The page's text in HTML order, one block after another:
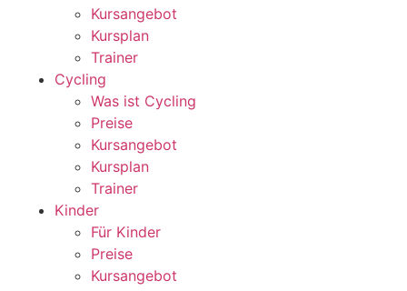
Kursangebot
Kursplan
Trainer
Cycling
Was ist Cycling
Preise
Kursangebot
Kursplan
Trainer
Kinder
Für Kinder
Preise
Kursangebot